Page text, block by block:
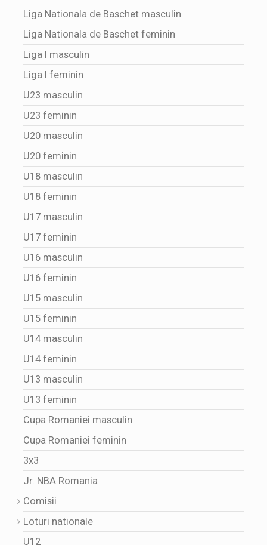
Liga Nationala de Baschet masculin
Liga Nationala de Baschet feminin
Liga I masculin
Liga I feminin
U23 masculin
U23 feminin
U20 masculin
U20 feminin
U18 masculin
U18 feminin
U17 masculin
U17 feminin
U16 masculin
U16 feminin
U15 masculin
U15 feminin
U14 masculin
U14 feminin
U13 masculin
U13 feminin
Cupa Romaniei masculin
Cupa Romaniei feminin
3x3
Jr. NBA Romania
Comisii
Loturi nationale
U12